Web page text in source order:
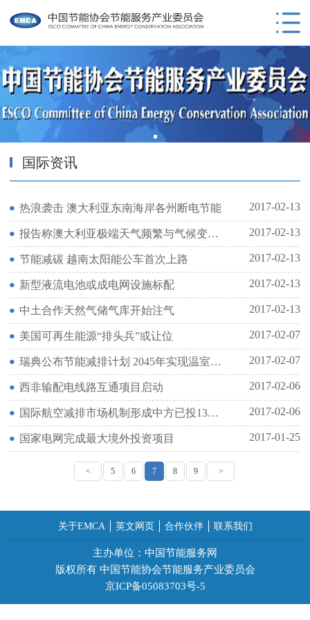
国际资讯
热浪袭击 澳大利亚东南海岸各州断电节能 2017-02-13
报告称澳大利亚极端天气频繁与气候变化有关 2017-02-13
节能减碳 越南太阳能公车首次上路 2017-02-13
新型液流电池或成电网设施标配 2017-02-13
中土合作天然气储气库开始注气 2017-02-13
美国可再生能源“排头兵”或让位 2017-02-07
瑞典公布节能减排计划 2045年实现温室气体零排放 2017-02-07
西非输配电线路互通项目启动 2017-02-06
国际航空减排市场机制形成中方已投135亿节能减排 2017-02-06
国家电网完成最大境外投资项目 2017-01-25
< 5 6 7 8 9 >
关于EMCA 英文网页 合作伙伴 联系我们
主办单位：中国节能服务网
版权所有 中国节能协会节能服务产业委员会
京ICP备05083703号-5